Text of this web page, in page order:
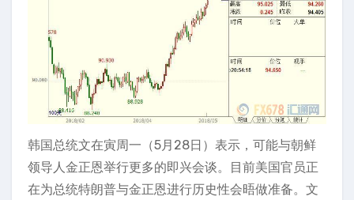
韩国总统文在寅周一（5月28日）表示，可能与朝鲜
领导人金正恩举行更多的即兴会谈。目前美国官员正
在为总统特朗普与金正恩进行历史性会晤做准备。文